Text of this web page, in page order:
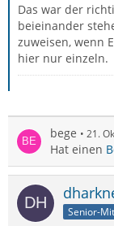
Das war der
beieinander
zuweisen, wenn
hier nur einzeln.
bege 21.
Hat einen
Senior-